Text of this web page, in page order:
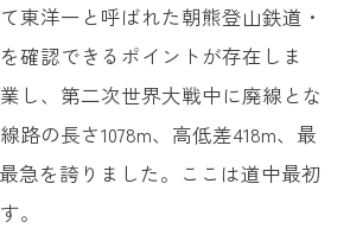
東洋一と呼ばれた朝熊登山鉄道・
確認できるポイントが存在しま
し、第二次世界大戦中に廃線とな
路の長さ1078m、高低差418m、最
急を誇りました。ここは道中最初
。